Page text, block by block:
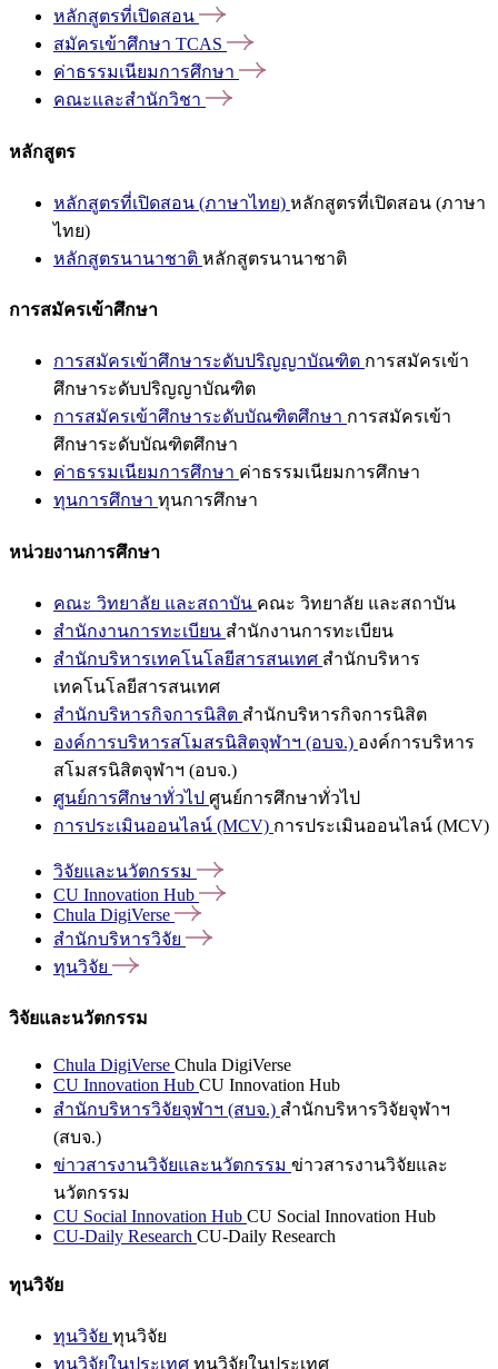
หลักสูตรที่เปิดสอน
สมัครเข้าศึกษา TCAS
ค่าธรรมเนียมการศึกษา
คณะและสำนักวิชา
หลักสูตร
หลักสูตรที่เปิดสอน (ภาษาไทย) หลักสูตรที่เปิดสอน (ภาษา
ไทย)
หลักสูตรนานาชาติ หลักสูตรนานาชาติ
การสมัครเข้าศึกษา
การสมัครเข้าศึกษาระดับปริญญาบัณฑิต การสมัครเข้า
ศึกษาระดับปริญญาบัณฑิต
การสมัครเข้าศึกษาระดับบัณฑิตศึกษา การสมัครเข้า
ศึกษาระดับบัณฑิตศึกษา
ค่าธรรมเนียมการศึกษา ค่าธรรมเนียมการศึกษา
ทุนการศึกษา ทุนการศึกษา
หน่วยงานการศึกษา
คณะ วิทยาลัย และสถาบัน คณะ วิทยาลัย และสถาบัน
สำนักงานการทะเบียน สำนักงานการทะเบียน
สำนักบริหารเทคโนโลยีสารสนเทศ สำนักบริหาร
เทคโนโลยีสารสนเทศ
สำนักบริหารกิจการนิสิต สำนักบริหารกิจการนิสิต
องค์การบริหารสโมสรนิสิตจุฬาฯ (อบจ.) องค์การบริหาร
สโมสรนิสิตจุฬาฯ (อบจ.)
ศูนย์การศึกษาทั่วไป ศูนย์การศึกษาทั่วไป
การประเมินออนไลน์ (MCV) การประเมินออนไลน์ (MCV)
วิจัยและนวัตกรรม
CU Innovation Hub
Chula DigiVerse
สำนักบริหารวิจัย
ทุนวิจัย
วิจัยและนวัตกรรม
Chula DigiVerse Chula DigiVerse
CU Innovation Hub CU Innovation Hub
สำนักบริหารวิจัยจุฬาฯ (สบจ.) สำนักบริหารวิจัยจุฬาฯ
(สบจ.)
ข่าวสารงานวิจัยและนวัตกรรม ข่าวสารงานวิจัยและ
นวัตกรรม
CU Social Innovation Hub CU Social Innovation Hub
CU-Daily Research CU-Daily Research
ทุนวิจัย
ทุนวิจัย ทุนวิจัย
ทุนวิจัยในประเทศ ทุนวิจัยในประเทศ